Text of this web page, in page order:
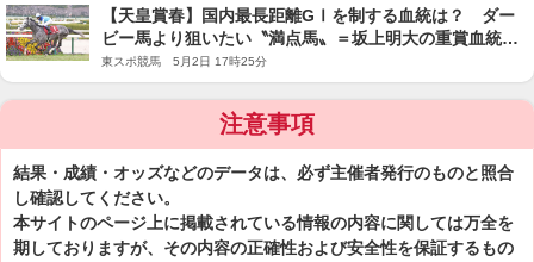
【天皇賞春】国内最長距離GⅠを制する血統は？ ダー
ビー馬より狙いたい〝満点馬〟＝坂上明大の重賞血統査
定
東スポ競馬 5月2日 17時25分
注意事項
結果・成績・オッズなどのデータは、必ず主催者発行のものと照合
し確認してください。
本サイトのページ上に掲載されている情報の内容に関しては万全を
期しておりますが、その内容の正確性および安全性を保証するもの